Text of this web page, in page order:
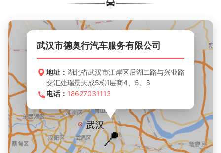
📍
武汉市德奥行汽车服务有限公司
地址： 湖北省武汉市江岸区后湖二路与兴业路
交汇处瑞景天成5栋1层商4、5、6
电话： 18627031113